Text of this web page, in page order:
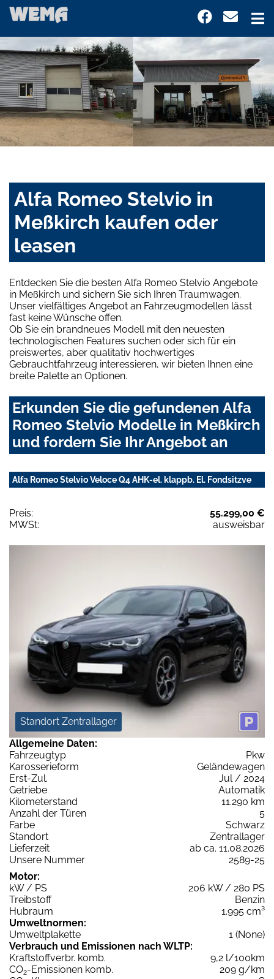
Alfa Romeo Stelvio in
Meßkirch kaufen oder
leasen
Entdecken Sie die besten Alfa Romeo Stelvio Angebote
in Meßkirch und sichern Sie sich Ihren Traumwagen.
Unser vielfältiges Angebot an Fahrzeugmodellen lässt
fast keine Wünsche offen.
Ob Sie ein brandneues Modell mit den neuesten
technologischen Features suchen oder sich für ein
preiswertes, aber qualitativ hochwertiges
Gebrauchtfahrzeug interessieren, wir bieten Ihnen eine
breite Palette an Optionen.
Erkunden Sie die gefundenen Alfa
Romeo Stelvio Modelle in Meßkirch
und fordern Sie Ihr Angebot an
Alfa Romeo Stelvio Veloce Q4 AHK-el. klappb. El. Fondsitzve
Preis:
55.299,00 €
MWSt:
ausweisbar
Standort Zentrallager
Allgemeine Daten:
Fahrzeugtyp
Pkw
Karosserieform
Geländewagen
Erst-Zul.
Jul / 2024
Getriebe
Automatik
Kilometerstand
11.290 km
Anzahl der Türen
5
Farbe
Schwarz
Standort
Zentrallager
Lieferzeit
ab ca. 11.08.2026
Unsere Nummer
2589-25
Motor:
kW / PS
206 kW / 280 PS
Treibstoff
Benzin
Hubraum
1.995 cm³
Umweltnormen:
Umweltplakette
1 (None)
Verbrauch und Emissionen nach WLTP:
Kraftstoffverbr. komb.
9,2 l/100km
CO2-Emissionen komb.
209 g/km